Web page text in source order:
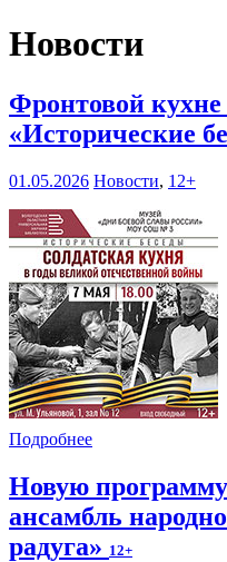
Новости
Фронтовой
«Исторические
01.05.2026 Новости, 12+
Подробнее
Новую
ансамбль
радуга» 12+